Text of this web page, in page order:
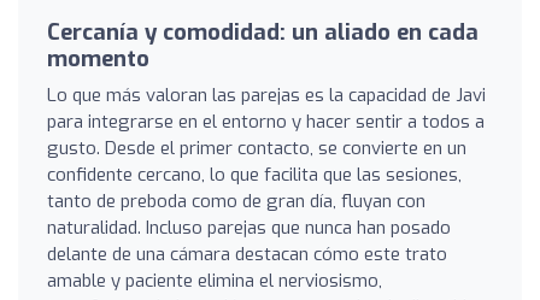
Cercanía y comodidad: un aliado en cada
momento
Lo que más valoran las parejas es la capacidad de Javi
para integrarse en el entorno y hacer sentir a todos a
gusto. Desde el primer contacto, se convierte en un
confidente cercano, lo que facilita que las sesiones,
tanto de preboda como de gran día, fluyan con
naturalidad. Incluso parejas que nunca han posado
delante de una cámara destacan cómo este trato
amable y paciente elimina el nerviosismo,